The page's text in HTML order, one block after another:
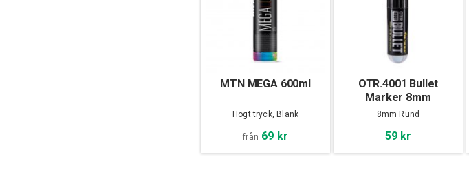
MTN MEGA 600ml
Högt tryck, Blank
från 69 kr
OTR.4001 Bullet
Marker 8mm
8mm Rund
59 kr